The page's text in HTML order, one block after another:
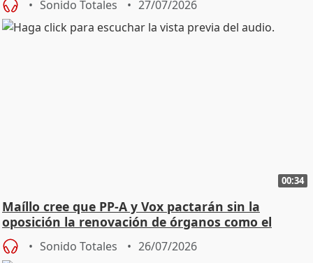
Sonido Totales 27/07/2026
00:34
Maíllo cree que PP-A y Vox pactarán sin la
oposición la renovación de órganos como el
Defensor
Sonido Totales 26/07/2026